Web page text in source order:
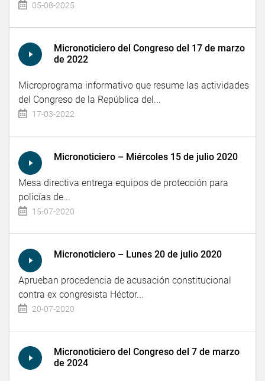
05-08-2025
Micronoticiero del Congreso del 17 de marzo
de 2022
Microprograma informativo que resume las actividades
del Congreso de la República del...
17-03-2022
Micronoticiero – Miércoles 15 de julio 2020
Mesa directiva entrega equipos de protección para
policías de...
15-07-2020
Micronoticiero – Lunes 20 de julio 2020
Aprueban procedencia de acusación constitucional
contra ex congresista Héctor...
20-07-2020
Micronoticiero del Congreso del 7 de marzo
de 2024